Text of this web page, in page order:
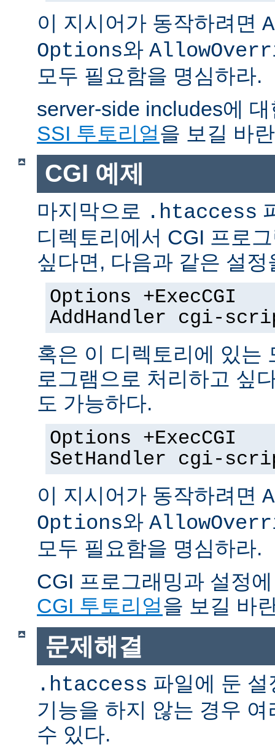
이 지시어가 동작하려면
Options와
모두 필요함을 명심하라.
server-side includes에
SSI 투토리얼을 보길 바
CGI 예제
마지막으로 .htaccess
디렉토리에서 CGI 프로
싶다면, 다음과 같은 설정
Options +ExecCGI
AddHandler cgi-
혹은 이 디렉토리에 있는
로그램으로 처리하고 싶
도 가능하다.
Options +ExecCGI
SetHandler cgi-
이 지시어가 동작하려면
Options와
모두 필요함을 명심하라.
CGI 프로그래밍과 설정
CGI 투토리얼을 보길 바
문제해결
.htaccess 파일에 둔
기능을 하지 않는 경우
수 있다.